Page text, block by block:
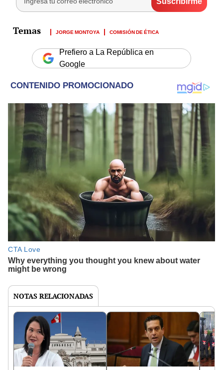
JORGE MONTOYA COMISIÓN DE ÉTICA
Prefiero a La República en
Google
NOTAS RELACIONADAS